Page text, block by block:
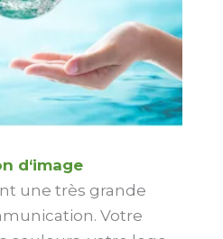
d‘image
une très grande
Votre